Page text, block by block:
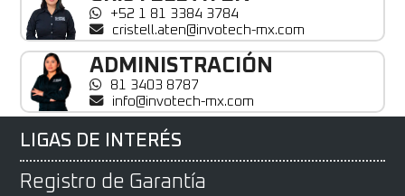
+52 1 81 3384 3784
cristell.aten@invotech-mx.com
ADMINISTRACIÓN
81 3403 8787
info@invotech-mx.com
LIGAS DE INTERÉS
Registro de Garantía